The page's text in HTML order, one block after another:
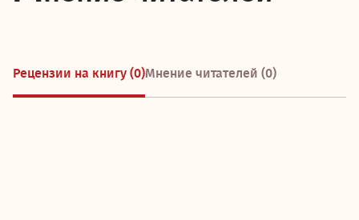
Рецензии на книгу (0)Мнение читателей (0)